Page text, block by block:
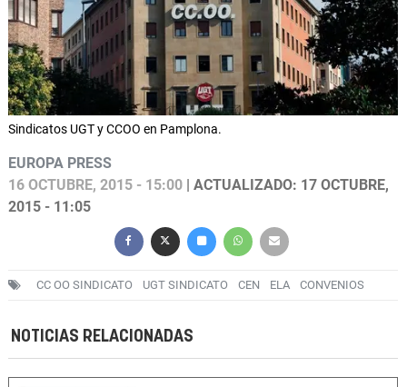
Sindicatos UGT y CCOO en Pamplona.
EUROPA PRESS
16 OCTUBRE, 2015 - 15:00 | ACTUALIZADO: 17 OCTUBRE,
2015 - 11:05
CC OO SINDICATO UGT SINDICATO CEN ELA CONVENIOS
NOTICIAS RELACIONADAS